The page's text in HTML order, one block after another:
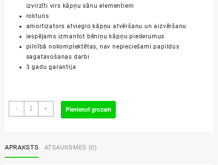
izvirzīti virs kāpņu sānu elementiem
rokturis
amortizators atvieglo kāpņu atvēršanu un aizvēršanu
iespējams izmantot bēniņu kāpņu piederumus
pilnībā nokomplektētas, nav nepieciešami papildus
sagatavošanas darbi
3 gadu garantija
-
60x130/305
LWL
kāpnes
daudzums
+ Pievienot grozam
APRAKSTS ATSAUKSMES (0)